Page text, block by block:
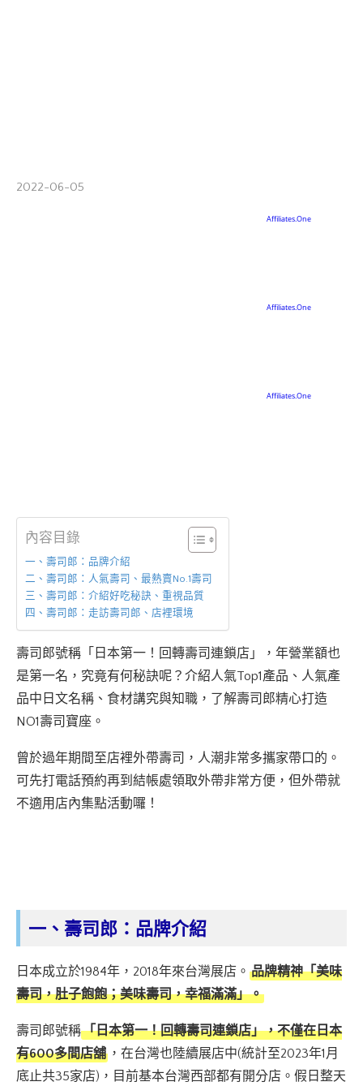
2022-06-05
內容目錄
一、壽司郎：品牌介紹
二、壽司郎：人氣壽司、最熱賣No.1壽司
三、壽司郎：介紹好吃秘訣、重視品質
四、壽司郎：走訪壽司郎、店裡環境
壽司郎號稱「日本第一！回轉壽司連鎖店」，年營業額也
是第一名，究竟有何秘訣呢？介紹人氣Top1產品、人氣產
品中日文名稱、食材講究與知職，了解壽司郎精心打造
NO1壽司寶座。
曾於過年期間至店裡外帶壽司，人潮非常多攜家帶口的。
可先打電話預約再到結帳處領取外帶非常方便，但外帶就
不適用店內集點活動囉！
一、壽司郎：品牌介紹
日本成立於1984年，2018年來台灣展店。 品牌精神「美味
壽司，肚子飽飽；美味壽司，幸福滿滿」。
壽司郎號稱「日本第一！回轉壽司連鎖店」，不僅在日本
有600多間店舖 ，在台灣也陸續展店中(統計至2023年1月
底止共35家店)，目前基本台灣西部都有開分店。假日整天